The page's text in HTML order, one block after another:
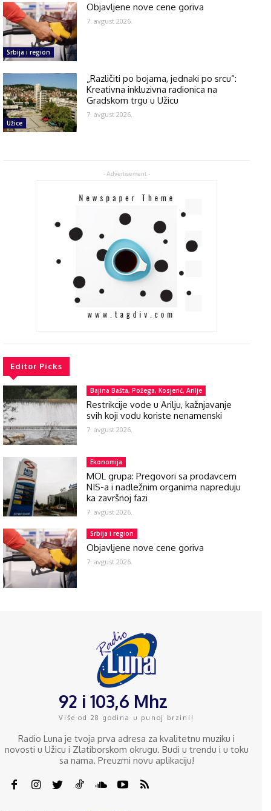
Srbija i region
Objavljene nove cene goriva
7. avgust 2026.
Užice
„Različiti po bojama, jednaki po srcu“:
Kreativna inkluzivna radionica na
Gradskom trgu u Užicu
7. avgust 2026.
- Advertisement -
Editor Picks
Bajina Bašta, Požega, Kosjerić, Arilje
Restrikcije vode u Arilju, kažnjavanje
svih koji vodu koriste nenamenski
7. avgust 2026.
Ekonomija
MOL grupa: Pregovori sa prodavcem
NIS-a i nadležnim organima napreduju
ka završnoj fazi
7. avgust 2026.
Srbija i region
Objavljene nove cene goriva
7. avgust 2026.
92 i 103,6 Mhz
Više od 28 godina u punoj brzini!
Radio Luna je tvoja prva adresa za kvalitetnu muziku i
novosti u Užicu i Zlatiborskom okrugu. Budi u trendu i u toku
sa nama. Preuzmi novu aplikaciju!